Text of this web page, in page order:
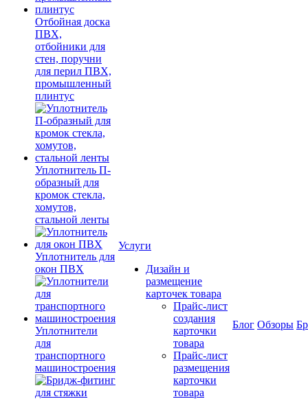
Отбойная доска
ПВХ,
отбойники для
стен, поручни
для перил ПВХ,
промышленный
плинтус
Уплотнитель П-
образный для
кромок стекла,
хомутов,
стальной ленты
Уплотнитель для
окон ПВХ
Уплотнители
для
транспортного
машиностроения
Услуги
Дизайн и
размещение
карточек товара
Прайс-лист
создания
карточки
товара
Прайс-лист
размещения
карточки
товара
Блог Обзоры